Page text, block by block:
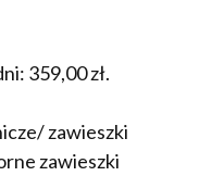
359,00zł.
zawieszki
zawieszki